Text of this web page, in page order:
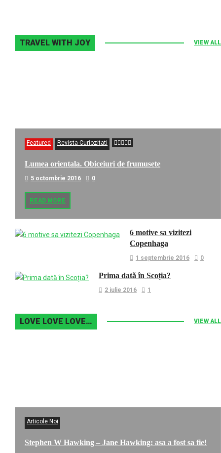
TRAVEL WITH JOY VIEW ALL
Featured Revista Curiozitati
Lumea orientala. Obiceiuri de frumusete
5 octombrie 2016 0
READ MORE
6 motive sa vizitezi
Copenhaga
1 septembrie 2016 0
Prima dată în Scoția?
2 iulie 2016 1
LOVE LOVE LOVE… VIEW ALL
Articole Noi
Stephen W Hawking – Jane Hawking: asa a fost sa fie!